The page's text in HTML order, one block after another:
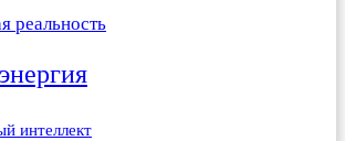
реальность
интеллект